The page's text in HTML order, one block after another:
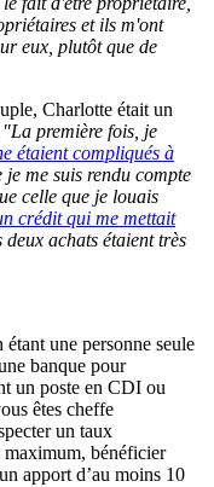
et ils m'ont
eux, plutôt que de
Charlotte était un
"La première fois, je
étaient compliqués à
me suis rendu compte
celle que je louais
crédit qui me mettait
achats étaient très
une personne seule
banque pour
un poste en CDI ou
êtes cheffe
un taux
maximum, bénéficier
apport d’au moins 10